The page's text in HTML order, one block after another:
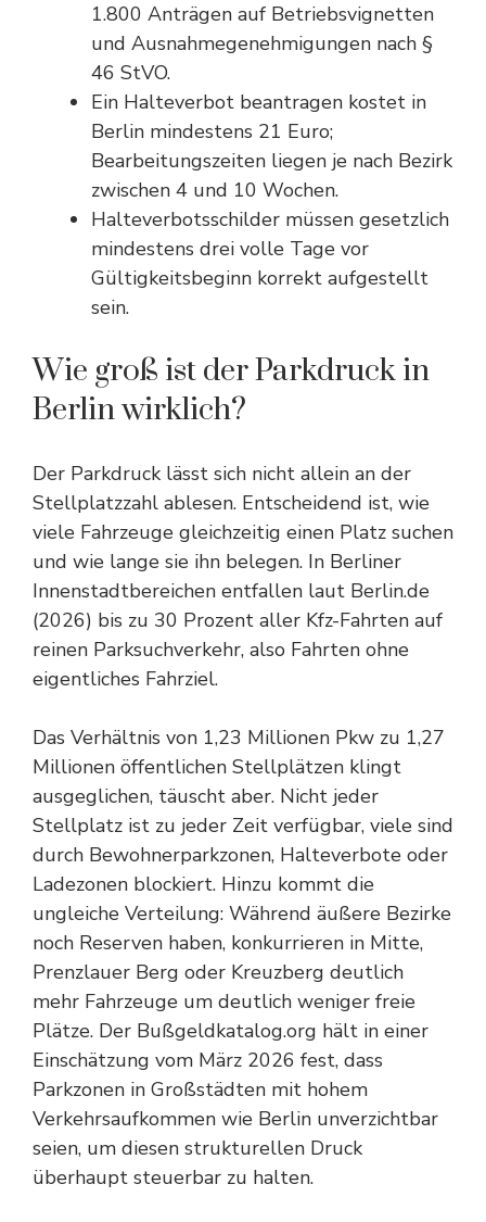
1.800 Anträgen auf Betriebsvignetten
und Ausnahmegenehmigungen nach §
46 StVO.
Ein Halteverbot beantragen kostet in
Berlin mindestens 21 Euro;
Bearbeitungszeiten liegen je nach Bezirk
zwischen 4 und 10 Wochen.
Halteverbotsschilder müssen gesetzlich
mindestens drei volle Tage vor
Gültigkeitsbeginn korrekt aufgestellt
sein.
Wie groß ist der Parkdruck in
Berlin wirklich?
Der Parkdruck lässt sich nicht allein an der
Stellplatzzahl ablesen. Entscheidend ist, wie
viele Fahrzeuge gleichzeitig einen Platz suchen
und wie lange sie ihn belegen. In Berliner
Innenstadtbereichen entfallen laut Berlin.de
(2026) bis zu 30 Prozent aller Kfz-Fahrten auf
reinen Parksuchverkehr, also Fahrten ohne
eigentliches Fahrziel.
Das Verhältnis von 1,23 Millionen Pkw zu 1,27
Millionen öffentlichen Stellplätzen klingt
ausgeglichen, täuscht aber. Nicht jeder
Stellplatz ist zu jeder Zeit verfügbar, viele sind
durch Bewohnerparkzonen, Halteverbote oder
Ladezonen blockiert. Hinzu kommt die
ungleiche Verteilung: Während äußere Bezirke
noch Reserven haben, konkurrieren in Mitte,
Prenzlauer Berg oder Kreuzberg deutlich
mehr Fahrzeuge um deutlich weniger freie
Plätze. Der Bußgeldkatalog.org hält in einer
Einschätzung vom März 2026 fest, dass
Parkzonen in Großstädten mit hohem
Verkehrsaufkommen wie Berlin unverzichtbar
seien, um diesen strukturellen Druck
überhaupt steuerbar zu halten.